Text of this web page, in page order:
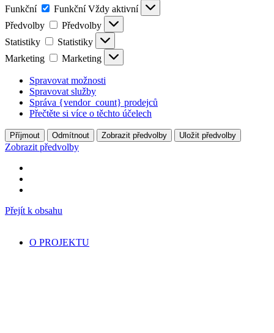
Funkční
Funkční Vždy aktivní
Předvolby
Předvolby
Statistiky
Statistiky
Marketing
Marketing
Spravovat možnosti
Spravovat služby
Správa {vendor_count} prodejců
Přečtěte si více o těchto účelech
Příjmout Odmítnout Zobrazit předvolby Uložit předvolby
Zobrazit předvolby
Přejít k obsahu
O PROJEKTU